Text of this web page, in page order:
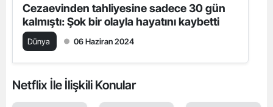
Cezaevinden tahliyesine sadece 30 gün
kalmıştı: Şok bir olayla hayatını kaybetti
Dünya 06 Haziran 2024
Netflix İle İlişkili Konular